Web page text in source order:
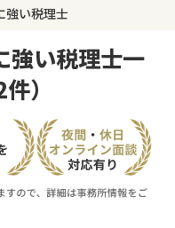
静岡県
所
内容で探す
強い税理士
強い税理士一
）